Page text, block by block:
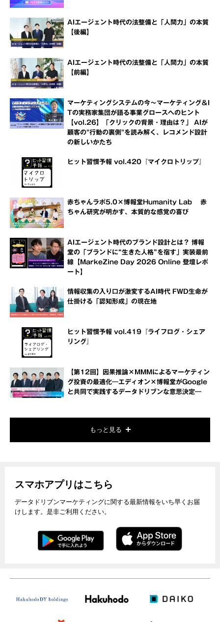
AIエージェント時代の法整備と「人間力」の本質
【後編】
AIエージェント時代の法整備と「人間力」の本質
【前編】
マーケティングシステムの今～マーケティング＆I
Tの実務家集団が語る事業グロースへのヒント
【vol.26】「クリックの背景・理由は？」 AIが
顧客の"行動の裏側"を読み解く、レコメンド設計
の新しいかたち
ヒット習慣予報 vol.420『マイクロトリップ』
赤ちゃんラボ5.0×博報堂Humanity Lab 赤
ちゃん研究が明かす、本質的な感覚の喜び
AIエージェント時代のブランド設計とは？ 博報
堂の「ブランドに“生きた人格”を宿す」実装最前
線【MarkeZine Day 2026 Online 登壇レポ
ート】
情報収集の入り口が激変するAI時代 FWD生命が
仕掛ける「認知形成」の現在地
ヒット習慣予報 vol.419『ライフログ・シェア
リング』
【第12回】因果推論×MMMによるマーケティン
グ投資の最適化―エディオン×博報堂がGoogle
と共同で実践するデータドリブンな意思決定―
もっと見る
スマホアプリはこちら
データドリブンマーケティングに関する最新情報をいち早くお届
けします。是非ご利用ください。